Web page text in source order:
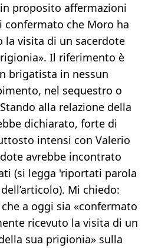
proposito affermazioni
che Moro ha
visita di un sacerdote
Il riferimento è
brigatista in nessun
nel sequestro o
alla relazione della
dichiarato, forte di
intensi con Valerio
avrebbe incontrato
(si legga 'riportati parola
Mi chiedo:
a oggi sia «confermato
ricevuto la visita di un
sua prigionia» sulla